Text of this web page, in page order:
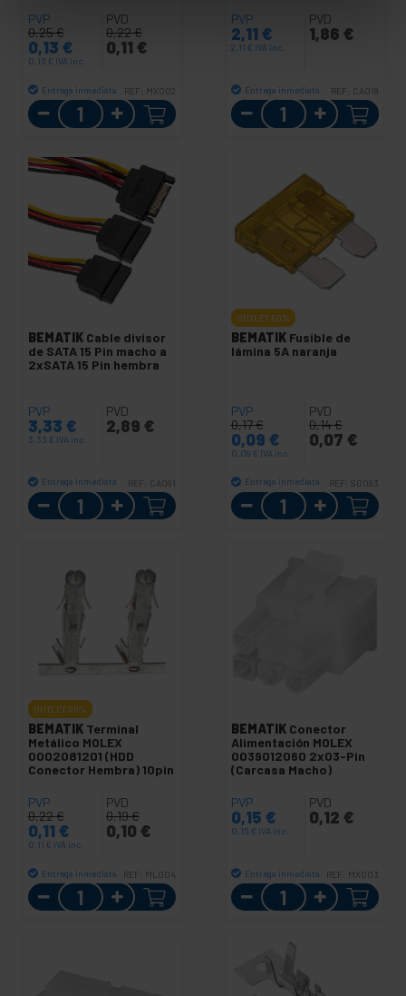
PVP
0,25€
0,13 €
0,13 € IVA inc.
PVD
0,22€
0,11 €
Entrega inmediata REF: MX002
Cantidad
PVP
2,11 €
2,11 € IVA inc.
PVD
1,86 €
Entrega inmediata REF: CA018
Cantidad
BEMATIK Cable divisor
de SATA 15 Pin macho a
2xSATA 15 Pin hembra
PVP
3,33 €
3,33 € IVA inc.
PVD
2,89 €
Entrega inmediata REF: CA091
Cantidad
OUTLET 50%
BEMATIK Fusible de
lámina 5A naranja
PVP
0,17€
0,09 €
0,09 € IVA inc.
PVD
0,14€
0,07 €
Entrega inmediata REF: SO083
Cantidad
OUTLET 50%
BEMATIK Terminal
Metálico MOLEX
0002081201 (HDD
Conector Hembra) 10pin
PVP
0,22€
0,11 €
0,11 € IVA inc.
PVD
0,19€
0,10 €
Entrega inmediata REF: ML004
Cantidad
BEMATIK Conector
Alimentación MOLEX
0039012060 2x03-Pin
(Carcasa Macho)
PVP
0,15 €
0,15 € IVA inc.
PVD
0,12 €
Entrega inmediata REF: MX003
Cantidad